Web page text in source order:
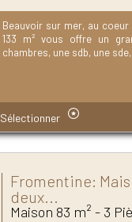
Beauvoir sur mer, au
133 m² vous offre un
chambres, une sdb, une
Sélectionner
Fromentine:
deux...
Maison 83 m² - 3